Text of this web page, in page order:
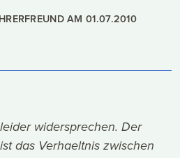
AM01.07.2010
widersprechen. Der
das Verhaeltnis zwischen